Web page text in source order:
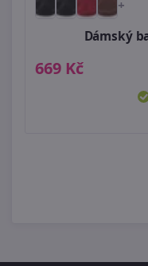
+
Dámský
669 Kč